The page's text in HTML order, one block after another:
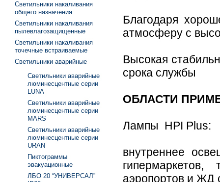
Благодаря
атмосферу с
Высокая
срока службы
ОБЛАСТИ
Лампы HPI Plus:
внутреннее
аэропортов и ЖД
Светильники накаливания
общего назначения
Светильники накаливания
пылевлагозащищенные
Светильники накаливания
точечные встраиваемые
Светильники аварийные
Светильники аварийные
люминесцентные серии
LUNA
Светильники аварийные
люминесцентные серии
MARS
Светильники аварийные
люминесцентные серии
URAN
Пиктограммы
эвакуационные
ЛБО 20 “УНИВЕРСАЛ”